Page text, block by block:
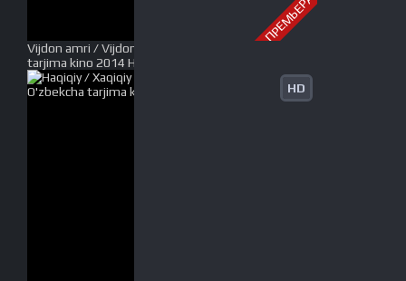
ПРЕМЬЕРА
Vijdon amri / Vijdon azobi Uzbek tilida O'zbekcha
tarjima kino 2014 HD tas-ix skachat
HD